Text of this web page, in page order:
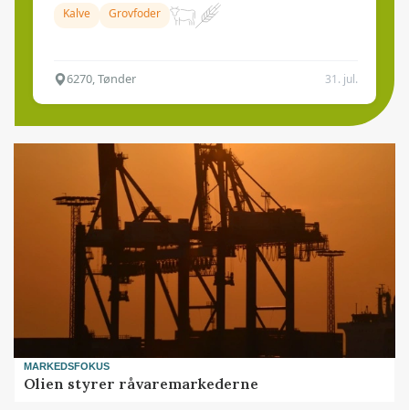
Kalve Grovfoder
6270, Tønder 31. jul.
MARKEDSFOKUS
Olien styrer råvaremarkederne